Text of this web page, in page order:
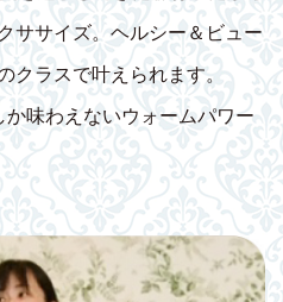
ササイズ。ヘルシー＆ビュー
クラスで叶えられます。
か味わえないウォームパワー